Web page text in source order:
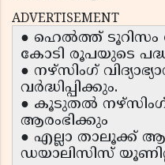
ADVERTISEMENT
● ഹെൽത്ത് ടൂറിസം
കോടി രൂപയുടെ
● നഴ്സിംഗ്
വർദ്ധിപ്പിക്കും.
● കൂടുതൽ
ആരംഭിക്കും
● എല്ലാ താലൂക്ക്
ഡയാലിസിസ്